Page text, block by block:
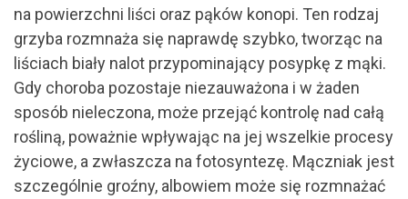
na powierzchni liści oraz pąków konopi. Ten rodzaj
grzyba rozmnaża się naprawdę szybko, tworząc na
liściach biały nalot przypominający posypkę z mąki.
Gdy choroba pozostaje niezauważona i w żaden
sposób nieleczona, może przejąć kontrolę nad całą
rośliną, poważnie wpływając na jej wszelkie procesy
życiowe, a zwłaszcza na fotosyntezę. Mączniak jest
szczególnie groźny, albowiem może się rozmnażać